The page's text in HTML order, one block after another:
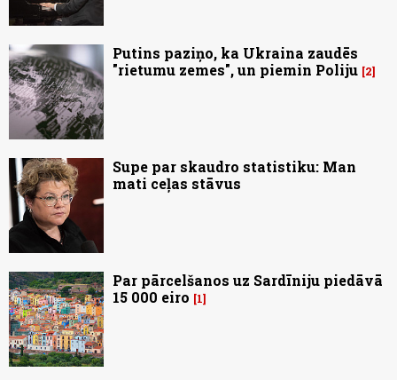
Putins paziņo, ka Ukraina zaudēs
"rietumu zemes", un piemin Poliju 2
Supe par skaudro statistiku: Man
mati ceļas stāvus
Par pārcelšanos uz Sardīniju piedāvā
15 000 eiro
1